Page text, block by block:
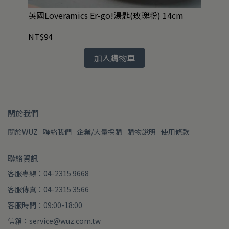
英國Loveramics Er-go!湯匙(玫瑰粉) 14cm
NT$94
加入購物車
關於我們
關於WUZ 聯絡我們 企業/大量採購 購物說明 使用條款
聯絡資訊
客服專線：04-2315 9668
客服傳真：04-2315 3566
客服時間：09:00-18:00
信箱：service@wuz.com.tw